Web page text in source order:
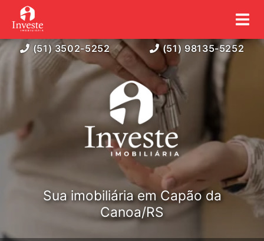
(51) 3502-5252 (51) 98135-5252
Sua imobiliária em Capão da
Canoa/RS